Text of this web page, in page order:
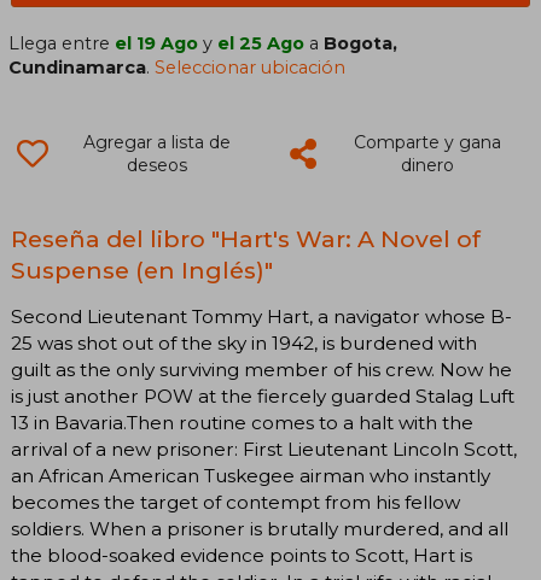
Llega entre el 19 Ago y el 25 Ago a Bogota,
Cundinamarca.Seleccionar ubicación
Agregar a lista de
deseos
Comparte y gana
dinero
Reseña del libro "Hart's War: A Novel of
Suspense (en Inglés)"
Second Lieutenant Tommy Hart, a navigator whose B-
25 was shot out of the sky in 1942, is burdened with
guilt as the only surviving member of his crew. Now he
is just another POW at the fiercely guarded Stalag Luft
13 in Bavaria.Then routine comes to a halt with the
arrival of a new prisoner: First Lieutenant Lincoln Scott,
an African American Tuskegee airman who instantly
becomes the target of contempt from his fellow
soldiers. When a prisoner is brutally murdered, and all
the blood-soaked evidence points to Scott, Hart is